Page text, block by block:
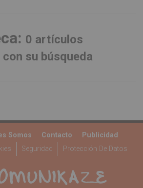
0 artículos
su búsqueda
Somos Contacto
Publicidad
Seguridad Protección De Datos